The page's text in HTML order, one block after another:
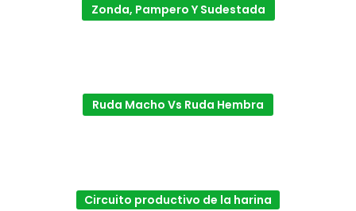
Zonda, Pampero Y Sudestada
Ruda Macho Vs Ruda Hembra
Circuito productivo de la harina